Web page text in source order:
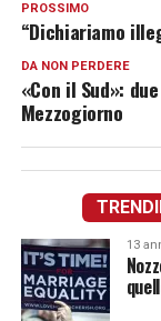
PROSSIMO
“Dichiariamo
DA NON PERDERE
«Con il Sud»:
Mezzogiorno
13